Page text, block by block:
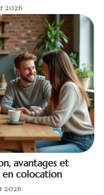
2026
avantages et
colocation
2026